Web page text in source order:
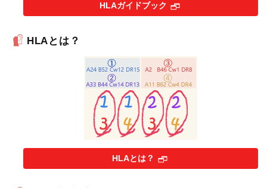
HLAガイドブック
HLAとは？
HLAとは？